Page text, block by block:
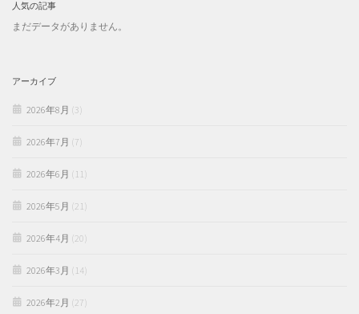
人気の記事
まだデータがありません。
アーカイブ
2026年8月 (3)
2026年7月 (7)
2026年6月 (11)
2026年5月 (21)
2026年4月 (20)
2026年3月 (14)
2026年2月 (27)